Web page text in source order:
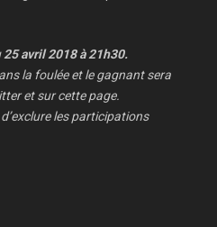
25 avril 2018 à 21h30.
la foulée et le gagnant sera
et sur cette page.
les participations